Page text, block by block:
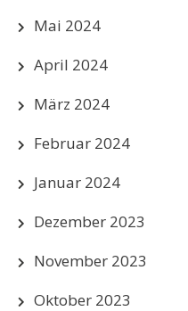
Mai 2024
April 2024
März 2024
Februar 2024
Januar 2024
Dezember 2023
November 2023
Oktober 2023